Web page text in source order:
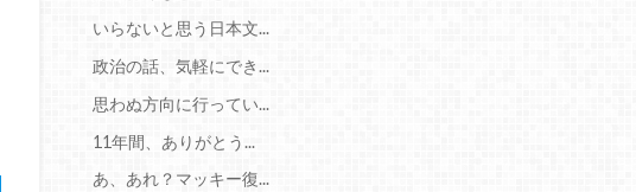
いらないと思う日本文...
政治の話、気軽にでき...
思わぬ方向に行ってい...
11年間、ありがとう...
あ、あれ？マッキー復...